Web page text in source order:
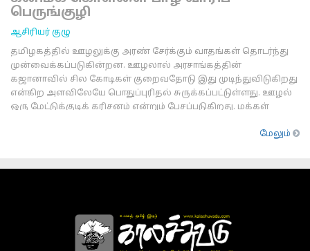
பெருங்குழி
ஆசிரியர் குழு
தமிழகத்தில் ஊழலுக்கு அரண் சேர்க்கும் வாதங்கள் தொடர்ந்து
முன்வைக்கப்படுகின்றன. ஊழலால் அரசாங்கத்தின்
கஜானாவில் சில கோடிகள் குறைவதோடு இது முடிந்துவிடுகிறது
என்கிற அளவிலேயே பொதுப்புரிதல் சுருக்கப்பட்டுள்ளது. ஊழல்
ஒரு மேட்டுக்குடிக் கரிசனம் என்றும் பேசப்படுகிறது. மக்கள்
மேலும்